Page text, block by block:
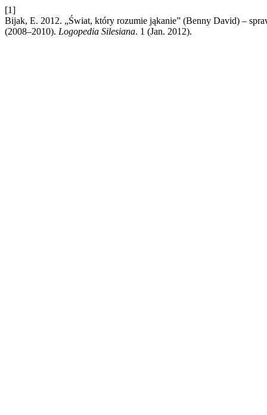
[1]
Bijak, E. 2012. „Świat, który rozumie jąkanie” (Benny David) –
(2008–2010). Logopedia Silesiana. 1 (Jan. 2012).